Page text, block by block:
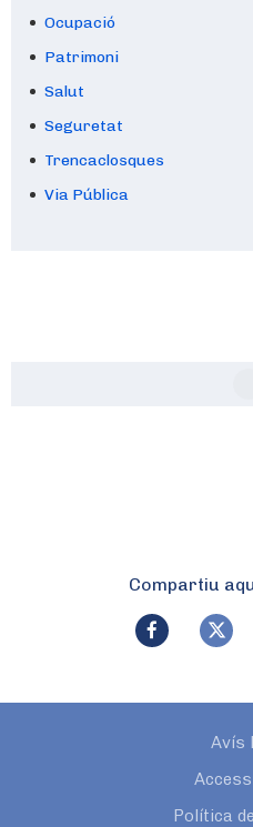
Ocupació
Patrimoni
Salut
Seguretat
Trencaclosques
Via Pública
Compartiu
Avís
Política